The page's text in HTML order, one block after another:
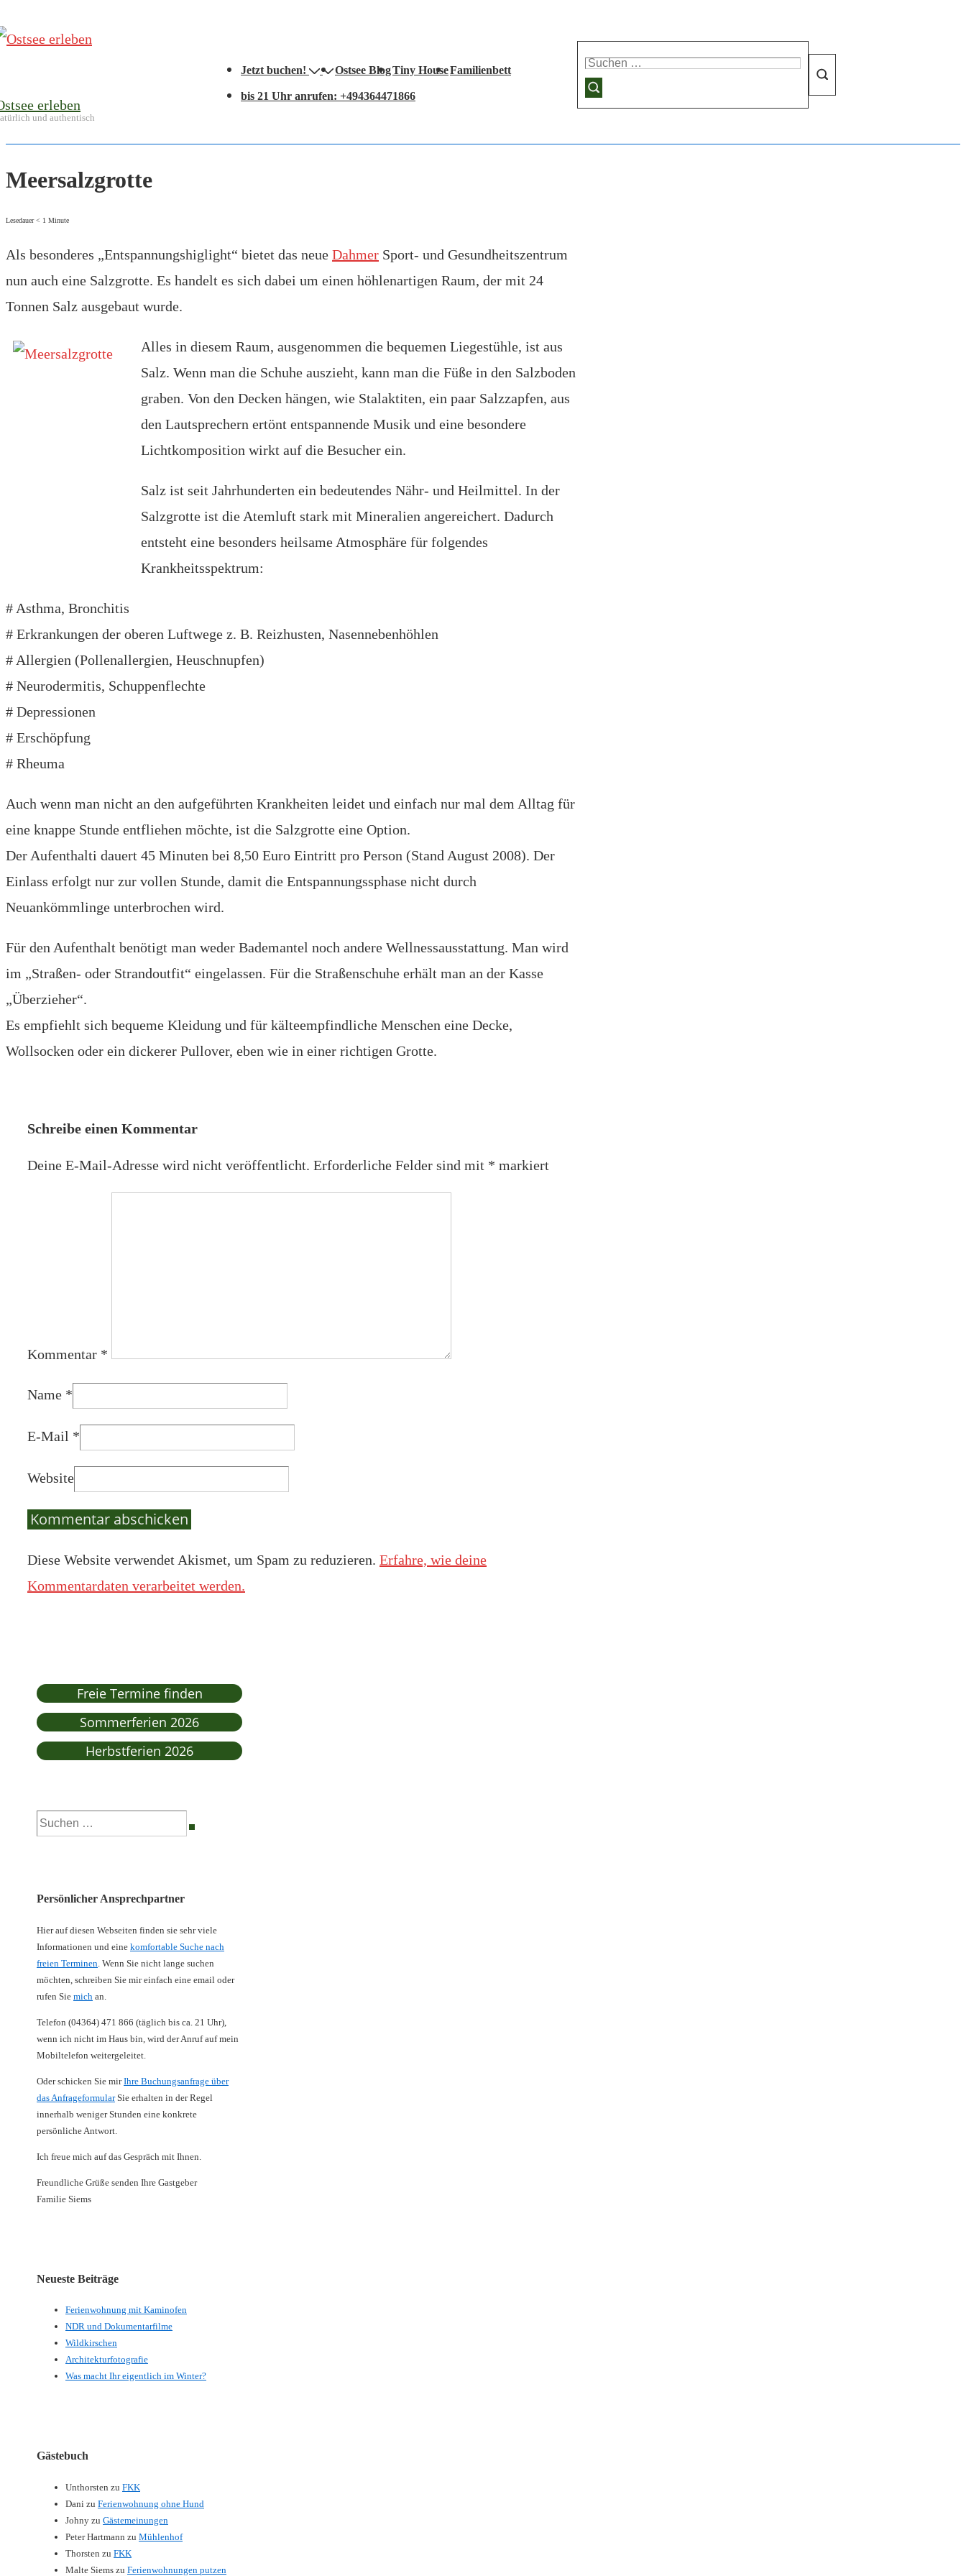
Zum
erleben
und authentisch
Jetzt buchen! Ostsee BlogTiny HouseFamilienbett
bis 21 Uhr anrufen: +494364471866
nach:
Meersalzgrotte
Lesedauer < 1 Minute
Als besonderes „Entspannungshiglight“ bietet das neue Dahmer Sport- und Gesundheitszentrum
nun auch eine Salzgrotte. Es handelt es sich dabei um einen höhlenartigen Raum, der mit 24
Tonnen Salz ausgebaut wurde.
Alles in diesem Raum, ausgenommen die bequemen Liegestühle, ist aus
Salz. Wenn man die Schuhe auszieht, kann man die Füße in den Salzboden
graben. Von den Decken hängen, wie Stalaktiten, ein paar Salzzapfen, aus
den Lautsprechern ertönt entspannende Musik und eine besondere
Lichtkomposition wirkt auf die Besucher ein.
Salz ist seit Jahrhunderten ein bedeutendes Nähr- und Heilmittel. In der
Salzgrotte ist die Atemluft stark mit Mineralien angereichert. Dadurch
entsteht eine besonders heilsame Atmosphäre für folgendes
Krankheitsspektrum:
# Asthma, Bronchitis
# Erkrankungen der oberen Luftwege z. B. Reizhusten, Nasennebenhöhlen
# Allergien (Pollenallergien, Heuschnupfen)
# Neurodermitis, Schuppenflechte
# Depressionen
# Erschöpfung
# Rheuma
Auch wenn man nicht an den aufgeführten Krankheiten leidet und einfach nur mal dem Alltag für
eine knappe Stunde entfliehen möchte, ist die Salzgrotte eine Option.
Der Aufenthalti dauert 45 Minuten bei 8,50 Euro Eintritt pro Person (Stand August 2008). Der
Einlass erfolgt nur zur vollen Stunde, damit die Entspannungssphase nicht durch
Neuankömmlinge unterbrochen wird.
Für den Aufenthalt benötigt man weder Bademantel noch andere Wellnessausstattung. Man wird
im „Straßen- oder Strandoutfit“ eingelassen. Für die Straßenschuhe erhält man an der Kasse
„Überzieher“.
Es empfiehlt sich bequeme Kleidung und für kälteempfindliche Menschen eine Decke,
Wollsocken oder ein dickerer Pullover, eben wie in einer richtigen Grotte.
Schreibe einen Kommentar
Deine E-Mail-Adresse wird nicht veröffentlicht. Erforderliche Felder sind mit * markiert
Kommentar *
Name *
E-Mail *
Website
Diese Website verwendet Akismet, um Spam zu reduzieren. Erfahre, wie deine
Kommentardaten verarbeitet werden.
Freie Termine finden
Sommerferien 2026
Herbstferien 2026
Suchen
nach:
Persönlicher Ansprechpartner
Hier auf diesen Webseiten finden sie sehr viele
Informationen und eine komfortable Suche nach
freien Terminen . Wenn Sie nicht lange suchen
möchten, schreiben Sie mir einfach eine email oder
rufen Sie mich an.
Telefon (04364) 471 866 (täglich bis ca. 21 Uhr),
wenn ich nicht im Haus bin, wird der Anruf auf mein
Mobiltelefon weitergeleitet.
Oder schicken Sie mirIhre Buchungsanfrage über
das AnfrageformularSie erhalten in der Regel
innerhalb weniger Stunden eine konkrete
persönliche Antwort.
Ich freue mich auf das Gespräch mit Ihnen.
Freundliche Grüße senden Ihre Gastgeber
Familie Siems
Neueste Beiträge
Ferienwohnung mit Kaminofen
NDR und Dokumentarfilme
Wildkirschen
Architekturfotografie
Was macht Ihr eigentlich im Winter?
Gästebuch
Unthorsten zu FKK
Dani zu Ferienwohnung ohne Hund
Johny zu Gästemeinungen
Peter Hartmann zu Mühlenhof
Thorsten zu FKK
Malte Siems zu Ferienwohnungen putzen